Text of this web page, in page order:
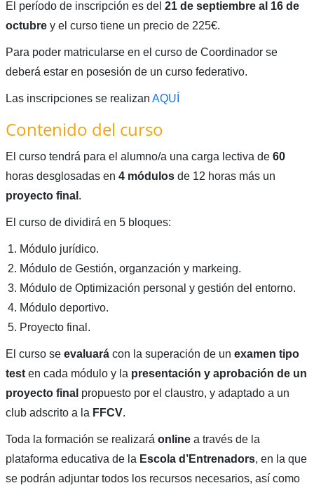
El período de inscripción es del 21 de septiembre al 16 de
octubrey el curso tiene un precio de 225€.
Para poder matricularse en el curso de Coordinador se
deberá estar en posesión de un curso federativo.
Las inscripciones se realizan AQUÍ
Contenido del curso
El curso tendrá para el alumno/a una carga lectiva de 60
horas desglosadas en 4 módulosde 12 horas más un
proyecto final .
El curso de dividirá en 5 bloques:
Módulo jurídico.
Módulo de Gestión, organzación y markeing.
Módulo de Optimización personal y gestión del entorno.
Módulo deportivo.
Proyecto final.
El curso seevaluará con la superación de un examen tipo
testen cada módulo y la presentación y aprobación de un
proyecto final propuesto por el claustro, y adaptado a un
club adscrito a la FFCV.
Toda la formación se realizará onlinea través de la
plataforma educativa de la Escola d’Entrenadors, en la que
se podrán adjuntar todos los recursos necesarios, así como